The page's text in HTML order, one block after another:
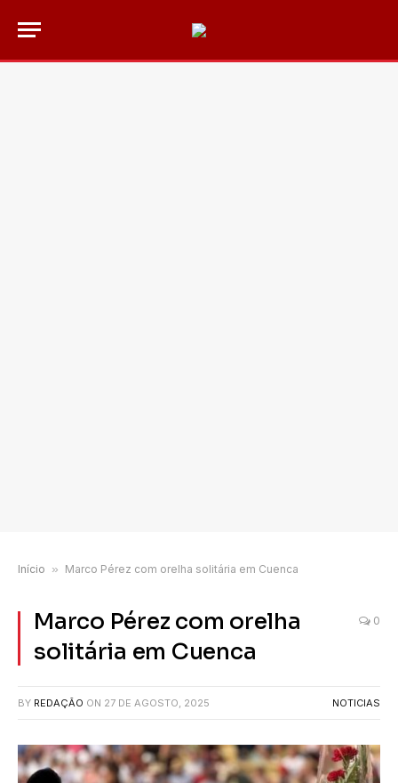
Início » Marco Pérez com orelha solitária em Cuenca
Marco Pérez com orelha
solitária em Cuenca
0
BY REDAÇÃO ON 27 DE AGOSTO, 2025 NOTICIAS